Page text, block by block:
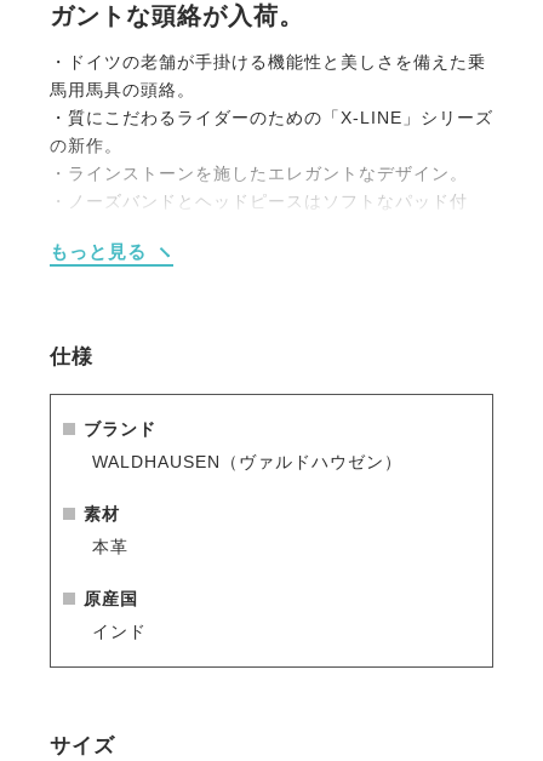
ガントな頭絡が入荷。
・ドイツの老舗が手掛ける機能性と美しさを備えた乗
馬用馬具の頭絡。
・質にこだわるライダーのための「X-LINE」シリーズ
の新作。
・ラインストーンを施したエレガントなデザイン。
・ノーズバンドとヘッドピースはソフトなパッド付
・鼻骨への圧力を軽減する設計。
・布製の手綱が付いています。
もっと見る
仕様
ブランド
WALDHAUSEN（ヴァルドハウゼン）
素材
本革
原産国
インド
サイズ